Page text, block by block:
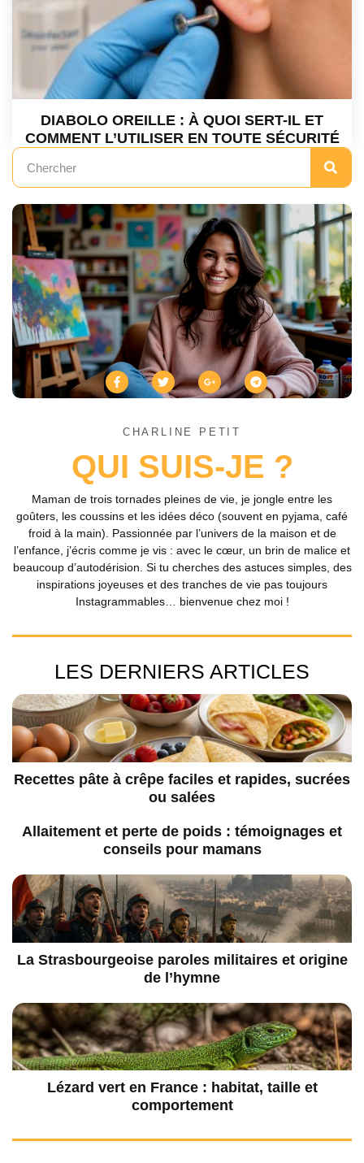
DIABOLO OREILLE : À QUOI SERT-IL ET
COMMENT L’UTILISER EN TOUTE SÉCURITÉ
CHARLINE PETIT
QUI SUIS-JE ?
Maman de trois tornades pleines de vie, je jongle entre les
goûters, les coussins et les idées déco (souvent en pyjama, café
froid à la main). Passionnée par l’univers de la maison et de
l’enfance, j’écris comme je vis : avec le cœur, un brin de malice et
beaucoup d’autodérision. Si tu cherches des astuces simples, des
inspirations joyeuses et des tranches de vie pas toujours
Instagrammables… bienvenue chez moi !
LES DERNIERS ARTICLES
Recettes pâte à crêpe faciles et rapides, sucrées
ou salées
Allaitement et perte de poids : témoignages et
conseils pour mamans
La Strasbourgeoise paroles militaires et origine
de l’hymne
Lézard vert en France : habitat, taille et
comportement